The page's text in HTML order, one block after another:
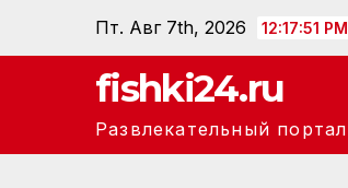
содержанию
Пт. Авг 7th, 2026 12:17:52 PM
fishki24.ru
Развлекательный портал